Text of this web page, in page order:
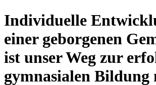
Individuelle
einer geborgenen
ist unser Weg zur
gymnasialen